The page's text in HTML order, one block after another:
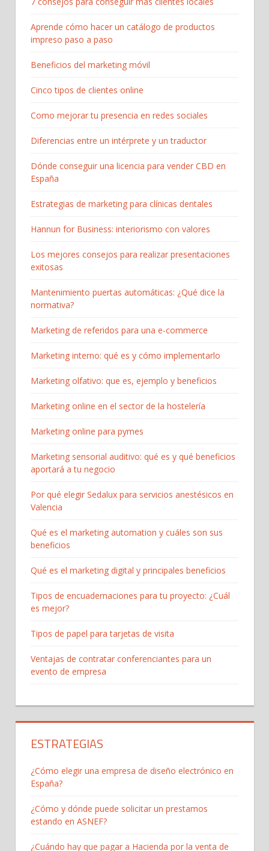
Aprende cómo hacer un catálogo de productos
impreso paso a paso
Beneficios del marketing móvil
Cinco tipos de clientes online
Como mejorar tu presencia en redes sociales
Diferencias entre un intérprete y un traductor
Dónde conseguir una licencia para vender CBD en
España
Estrategias de marketing para clínicas dentales
Hannun for Business: interiorismo con valores
Los mejores consejos para realizar presentaciones
exitosas
Mantenimiento puertas automáticas: ¿Qué dice la
normativa?
Marketing de referidos para una e-commerce
Marketing interno: qué es y cómo implementarlo
Marketing olfativo: que es, ejemplo y beneficios
Marketing online en el sector de la hostelería
Marketing online para pymes
Marketing sensorial auditivo: qué es y qué beneficios
aportará a tu negocio
Por qué elegir Sedalux para servicios anestésicos en
Valencia
Qué es el marketing automation y cuáles son sus
beneficios
Qué es el marketing digital y principales beneficios
Tipos de encuadernaciones para tu proyecto: ¿Cuál
es mejor?
Tipos de papel para tarjetas de visita
Ventajas de contratar conferenciantes para un
evento de empresa
ESTRATEGIAS
¿Cómo elegir una empresa de diseño electrónico en
España?
¿Cómo y dónde puede solicitar un prestamos
estando en ASNEF?
¿Cuándo hay que pagar a Hacienda por la venta de